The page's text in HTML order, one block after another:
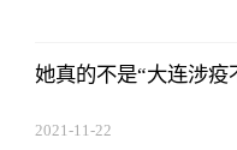
她真的不是“大连涉疫
2021-11-22